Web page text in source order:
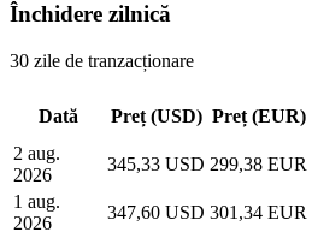
Închidere zilnică
30 zile de tranzacționare
Dată Preț (USD) Preț (EUR)
2 aug.
2026
345,33 USD 299,38 EUR
1 aug.
2026
347,60 USD 301,34 EUR